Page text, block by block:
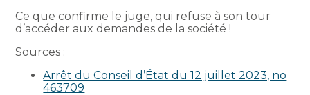
Ce que confirme le juge, qui refuse à son tour
d’accéder aux demandes de la société !
Sources :
Arrêt du Conseil d’État du 12 juillet 2023, no
463709